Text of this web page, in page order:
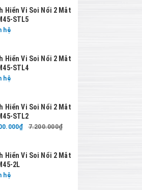
Hiển Vi Soi Nổi 2 Mắt
STL5
hệ
Hiển Vi Soi Nổi 2 Mắt
STL4
hệ
Hiển Vi Soi Nổi 2 Mắt
STL2
7.200.000₫
Hiển Vi Soi Nổi 2 Mắt
2L
hệ